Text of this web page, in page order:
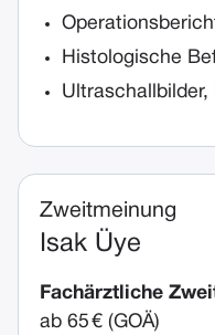
Histologische
Ultraschallbilder,
Zweitmeinung
Isak Üye
Fachärztliche
ab 65 € (GOÄ)